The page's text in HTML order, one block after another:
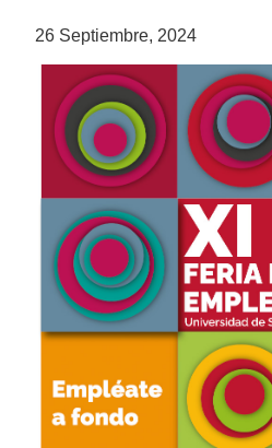
26 Septiembre, 2024